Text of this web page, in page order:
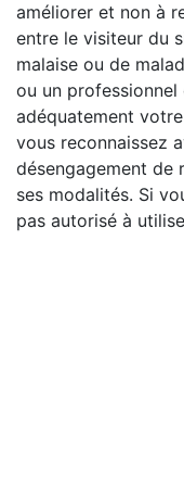
améliorer et non à
entre le visiteur du
malaise ou de
ou un professionnel
adéquatement
vous reconnaissez
désengagement de
ses modalités. Si
pas autorisé à